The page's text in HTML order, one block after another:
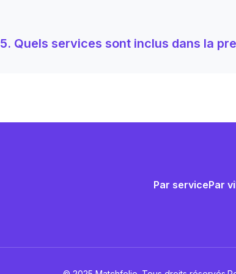
5. Quels services sont inclus dans la
Par servicePar